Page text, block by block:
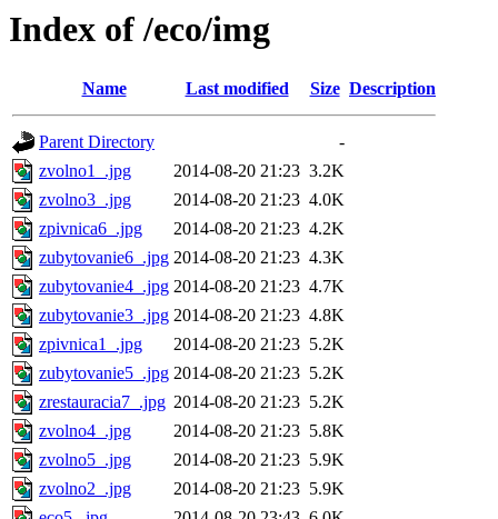
Index of /eco/img
Name Last modified Size Description
Parent Directory
-
zvolno1_.jpg
2014-08-20 21:23 3.2K
zvolno3_.jpg
2014-08-20 21:23 4.0K
zpivnica6_.jpg
2014-08-20 21:23 4.2K
zubytovanie6_.jpg 2014-08-20 21:23 4.3K
zubytovanie4_.jpg 2014-08-20 21:23 4.7K
zubytovanie3_.jpg 2014-08-20 21:23 4.8K
zpivnica1_.jpg
2014-08-20 21:23 5.2K
zubytovanie5_.jpg 2014-08-20 21:23 5.2K
zrestauracia7_.jpg 2014-08-20 21:23 5.2K
zvolno4_.jpg
2014-08-20 21:23 5.8K
zvolno5_.jpg
2014-08-20 21:23 5.9K
zvolno2_.jpg
2014-08-20 21:23 5.9K